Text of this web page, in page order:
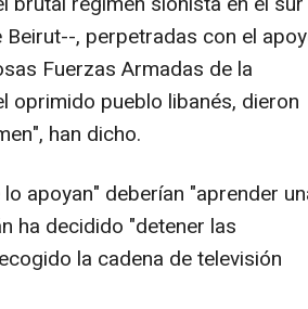
, perpetradas con el
Fuerzas Armadas de la
oprimido pueblo libanés, dieron
han dicho.
apoyan" deberían "aprender
ha decidido "detener las
la cadena de televisión